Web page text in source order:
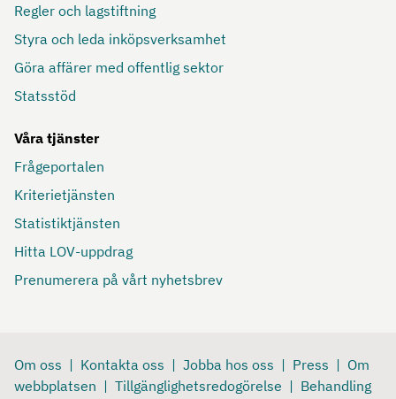
Regler och lagstiftning
Styra och leda inköpsverksamhet
Göra affärer med offentlig sektor
Statsstöd
Våra tjänster
Frågeportalen
Kriterietjänsten
Statistiktjänsten
Hitta LOV-uppdrag
Prenumerera på vårt nyhetsbrev
Om oss Kontakta oss Jobba hos oss Press
Om
webbplatsen
Tillgänglighetsredogörelse
Behandling